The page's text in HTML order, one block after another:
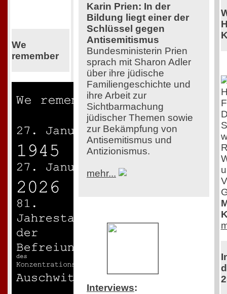
We
remember
Karin Prien: In der
Bildung liegt einer der
Schlüssel gegen
Antisemitismus
Bundesministerin Prien
sprach mit Sharon Adler
über ihre jüdische
Familiengeschichte und
ihre Arbeit zur
Sichtbarmachung
jüdischer Themen sowie
zur Bekämpfung von
Antisemitismus und
Antizionismus.
mehr...
Interviews: